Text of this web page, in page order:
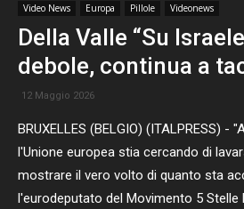
Video News Europa Pillole Videonews
Della Valle “Su
debole, continua a
12 Maggio 2026
BRUXELLES (BELGIO) (ITALPRESS) -
l'Unione europea stia cercando di
mostrare il vero volto di quanto sta
l'eurodeputato del Movimento 5 Stelle